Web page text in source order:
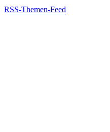
RSS-Themen-Feed